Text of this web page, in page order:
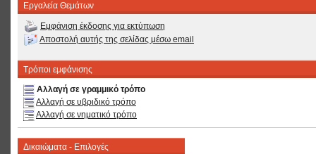
Εργαλεία Θεμάτων
Εμφάνιση έκδοσης για εκτύπωση
Αποστολή αυτής της σελίδας μέσω email
Τρόποι εμφάνισης
Αλλαγή σε γραμμικό τρόπο
Αλλαγή σε υβριδικό τρόπο
Αλλαγή σε νηματικό τρόπο
Δικαιώματα - Επιλογές